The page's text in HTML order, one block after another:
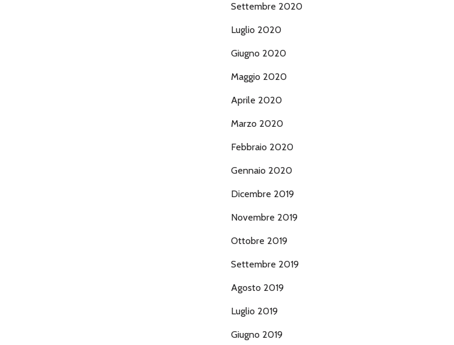
Settembre 2020
Luglio 2020
Giugno 2020
Maggio 2020
Aprile 2020
Marzo 2020
Febbraio 2020
Gennaio 2020
Dicembre 2019
Novembre 2019
Ottobre 2019
Settembre 2019
Agosto 2019
Luglio 2019
Giugno 2019